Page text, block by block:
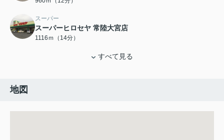
スーパー
スーパーヒロセヤ 常陸大宮店
1116ｍ（14分）
すべて見る
地図